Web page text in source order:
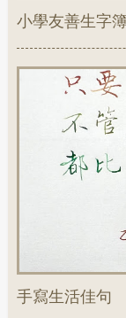
小學友善生字
手寫生活佳句